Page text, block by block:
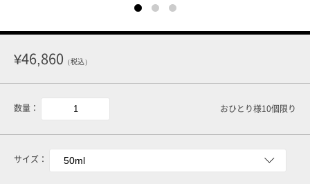
¥46,860 （税込）
数量： おひとり様10個限り
サイズ：